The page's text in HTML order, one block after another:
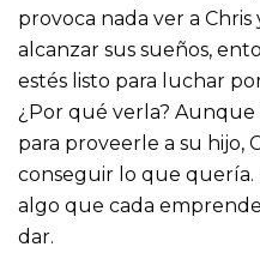
provoca nada ver a
alcanzar sus sueños,
estés listo para luchar
¿Por qué verla? Aunque
para proveerle a su hijo,
conseguir lo que quería.
algo que cada
dar.